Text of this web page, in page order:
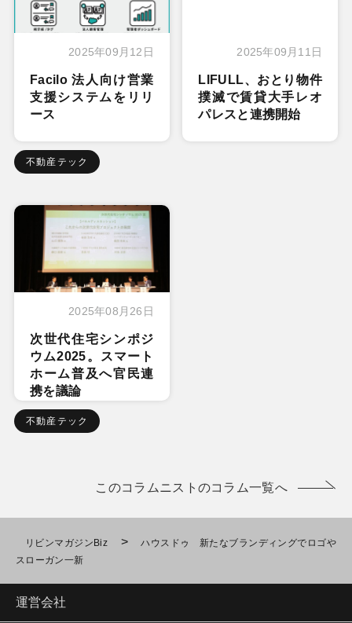
2025年09月12日
Facilo 法人向け営業
支援システムをリリ
ース
不動産テック
2025年09月11日
LIFULL、おとり物件
撲滅で賃貸大手レオ
パレスと連携開始
2025年08月26日
次世代住宅シンポジ
ウム2025。スマート
ホーム普及へ官民連
携を議論
不動産テック
このコラムニストのコラム一覧へ
リビンマガジンBiz >
ハウスドゥ 新たなブランディングでロゴや
スローガン一新
運営会社